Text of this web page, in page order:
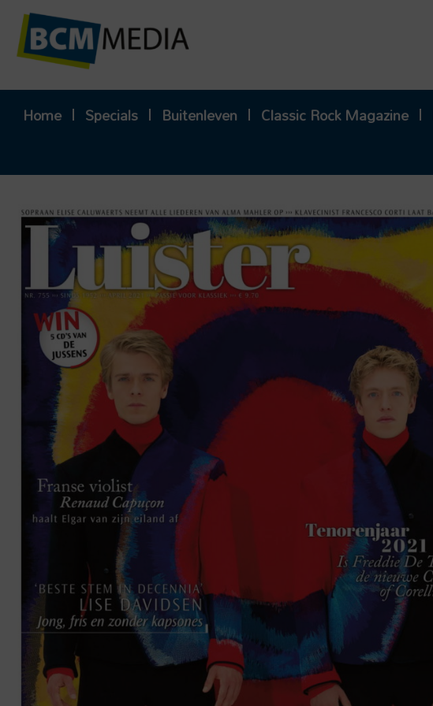
naar
Home Specials Buitenleven Classic Rock Magazine